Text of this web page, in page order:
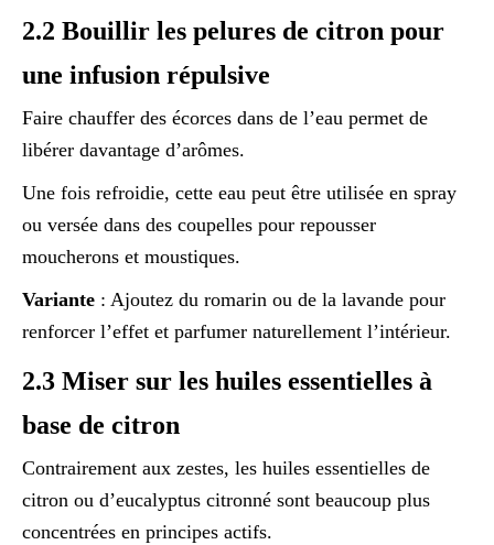
2.2 Bouillir les pelures de citron pour
une infusion répulsive
Faire chauffer des écorces dans de l’eau permet de
libérer davantage d’arômes.
Une fois refroidie, cette eau peut être utilisée en spray
ou versée dans des coupelles pour repousser
moucherons et moustiques.
Variante : Ajoutez du romarin ou de la lavande pour
renforcer l’effet et parfumer naturellement l’intérieur.
2.3 Miser sur les huiles essentielles à
base de citron
Contrairement aux zestes, les huiles essentielles de
citron ou d’eucalyptus citronné sont beaucoup plus
concentrées en principes actifs.